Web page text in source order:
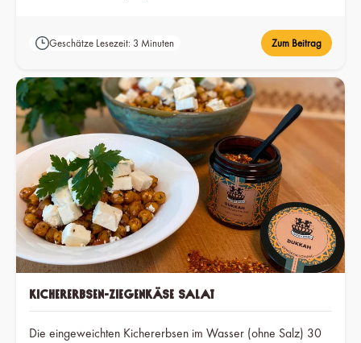
Geschätze Lesezeit: 3 Minuten Zum Beitrag
Kichererbsen-Ziegenkäse Salat
Die eingeweichten Kichererbsen im Wasser (ohne Salz) 30